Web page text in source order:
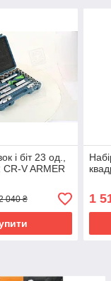
і біт 23 од.,
CR-V ARMER
040 ₴ 1